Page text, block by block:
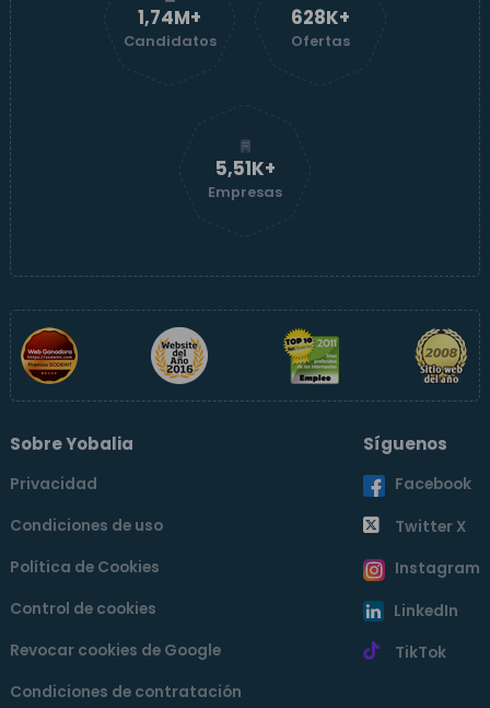
1,74M+
Candidatos
629K+
Ofertas
5,52K+
Empresas
Sobre Yobalia
Privacidad
Condiciones de uso
Política de Cookies
Control de cookies
Revocar cookies de Google
Condiciones de contratación
Síguenos
Facebook
Twitter X
Instagram
LinkedIn
TikTok